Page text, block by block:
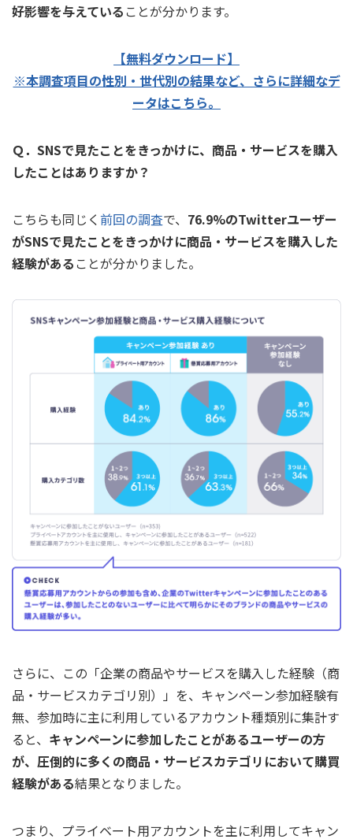
好影響を与えている ことが分かります。
【無料ダウンロード】
※本調査項目の性別・世代別の結果など、さらに詳細なデ
ータはこちら。
Ｑ．SNSで見たことをきっかけに、商品・サービスを購入
したことはありますか？
こちらも同じく前回の調査で、 76.9%のTwitterユーザー
がSNSで見たことをきっかけに商品・サービスを購入した
経験がある ことが分かりました。
さらに、この「企業の商品やサービスを購入した経験（商
品・サービスカテゴリ別）」を、キャンペーン参加経験有
無、参加時に主に利用しているアカウント種類別に集計す
ると、 キャンペーンに参加したことがあるユーザーの方
が、圧倒的に多くの商品・サービスカテゴリにおいて購買
経験がある結果となりました。
つまり、プライベート用アカウントを主に利用してキャン